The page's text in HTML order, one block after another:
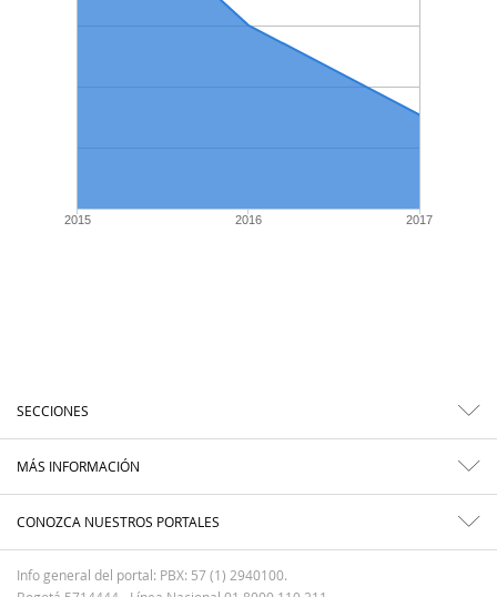
2015 2016 2017
SECCIONES
MÁS INFORMACIÓN
CONOZCA NUESTROS PORTALES
Info general del portal: PBX: 57 (1) 2940100.